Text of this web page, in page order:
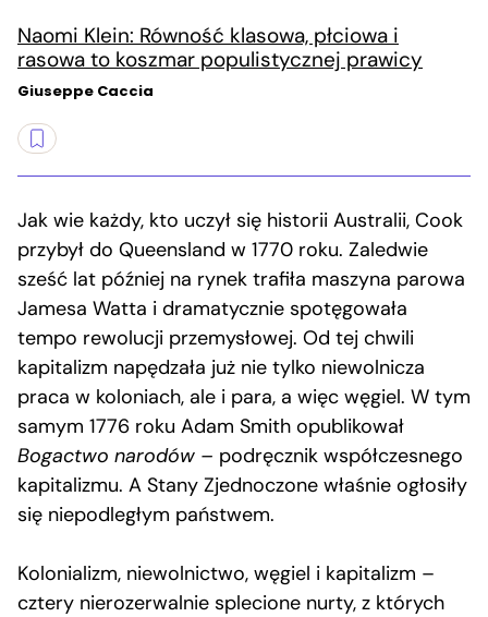
Naomi Klein: Równość klasowa, płciowa i
rasowa to koszmar populistycznej prawicy
Giuseppe Caccia
Jak wie każdy, kto uczył się historii Australii, Cook
przybył do Queensland w 1770 roku. Zaledwie
sześć lat później na rynek trafiła maszyna parowa
Jamesa Watta i dramatycznie spotęgowała
tempo rewolucji przemysłowej. Od tej chwili
kapitalizm napędzała już nie tylko niewolnicza
praca w koloniach, ale i para, a więc węgiel. W tym
samym 1776 roku Adam Smith opublikował
Bogactwo narodów – podręcznik współczesnego
kapitalizmu. A Stany Zjednoczone właśnie ogłosiły
się niepodległym państwem.
Kolonializm, niewolnictwo, węgiel i kapitalizm –
cztery nierozerwalnie splecione nurty, z których